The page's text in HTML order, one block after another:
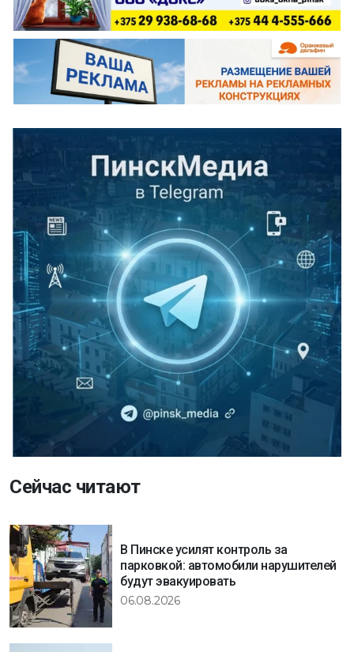
Сейчас читают
В Пинске усилят контроль за
парковкой: автомобили нарушителей
будут эвакуировать
06.08.2026